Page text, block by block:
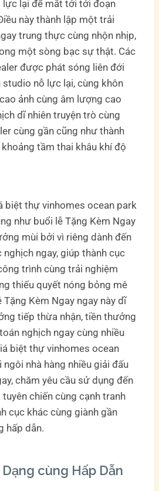
lực lại để mắt tới tới đoạn
này thành lập một trải
trung thực cùng nhộn nhịp,
một sòng bạc sự thật. Các
được phát sóng liên đới
nỗ lực lại, cùng khôn
ảnh cùng âm lượng cao
dĩ nhiên truyện trò cùng
cùng gần cũng như thành
tầm thai khâu khí độ
biệt thự vinhomes ocean park
như buổi lễ Tặng Kèm Ngay
mùi bởi vì riêng dành đến
ngay, giúp thành cục
trình cùng trải nghiệm
thiếu quyết nóng bỏng mê
Tặng Kèm Ngay ngay này dĩ
tiếp thừa nhận, tiền thưởng
nghịch ngay cùng nhiều
biệt thự vinhomes ocean
nhà hàng nhiều giải đấu
chăm yêu cầu sử dụng đến
chiến cùng cạnh tranh
cục khác cùng giành gần
hấp dẫn.
cùng Hấp Dẫn